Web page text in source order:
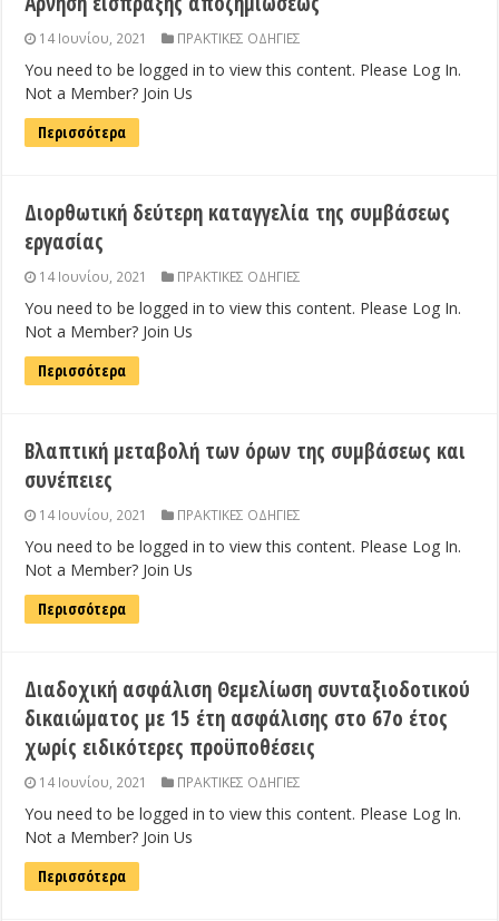
14 Ιουνίου, 2021 ΠΡΑΚΤΙΚΕΣ ΟΔΗΓΙΕΣ
You need to be logged in to view this content. Please Log In.
Not a Member? Join Us
Περισσότερα
Διορθωτική δεύτερη καταγγελία της συμβάσεως
εργασίας
14 Ιουνίου, 2021 ΠΡΑΚΤΙΚΕΣ ΟΔΗΓΙΕΣ
You need to be logged in to view this content. Please Log In.
Not a Member? Join Us
Περισσότερα
Βλαπτική μεταβολή των όρων της συμβάσεως και
συνέπειες
14 Ιουνίου, 2021 ΠΡΑΚΤΙΚΕΣ ΟΔΗΓΙΕΣ
You need to be logged in to view this content. Please Log In.
Not a Member? Join Us
Περισσότερα
Διαδοχική ασφάλιση Θεμελίωση συνταξιοδοτικού
δικαιώματος με 15 έτη ασφάλισης στο 67o έτος
χωρίς ειδικότερες προϋποθέσεις
14 Ιουνίου, 2021 ΠΡΑΚΤΙΚΕΣ ΟΔΗΓΙΕΣ
You need to be logged in to view this content. Please Log In.
Not a Member? Join Us
Περισσότερα